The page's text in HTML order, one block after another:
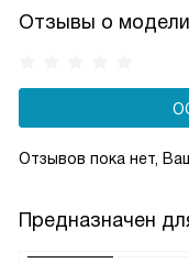
Отзывы о модели
Отзывов пока нет,
Предназначен